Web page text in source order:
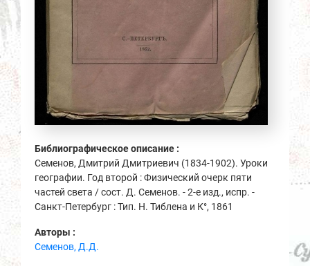
Библиографическое описание :
Семенов, Дмитрий Дмитриевич (1834-1902). Уроки
географии. Год второй : Физический очерк пяти
частей света / сост. Д. Семенов. - 2-е изд., испр. -
Санкт-Петербург : Тип. Н. Тиблена и К°, 1861
Авторы :
Семенов, Д.Д.